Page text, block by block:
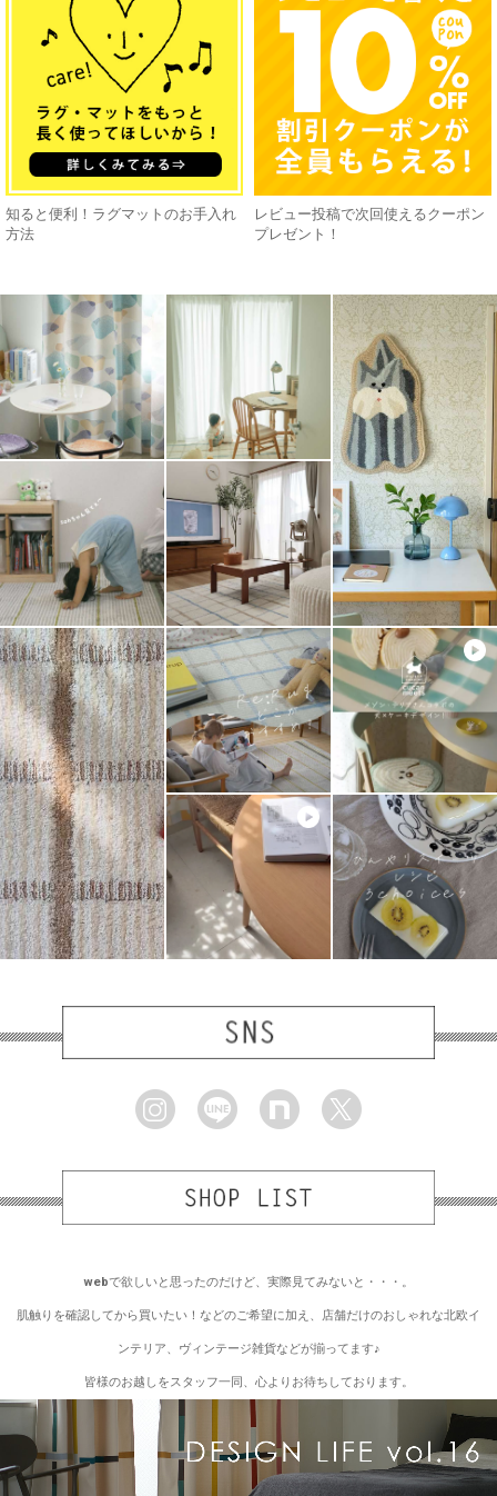
知ると便利！ラグマットのお手入れ
方法
レビュー投稿で次回使えるクーポン
プレゼント！
webで欲しいと思ったのだけど、実際見てみないと・・・。
肌触りを確認してから買いたい！などのご希望に加え、店舗だけのおしゃれな北欧イ
ンテリア、ヴィンテージ雑貨などが揃ってます♪
皆様のお越しをスタッフ一同、心よりお待ちしております。